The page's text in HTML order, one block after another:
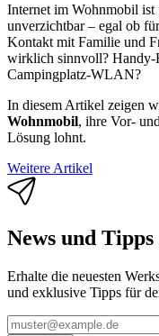
Internet im Wohnmobil
unverzichtbar – egal ob
Kontakt mit Familie und
wirklich sinnvoll? Handy-
Campingplatz-WLAN?
In diesem Artikel zeigen
Wohnmobil, ihre Vor-
Lösung lohnt.
Weitere Artikel
News und
Erhalte die neuesten
und exklusive Tipps für